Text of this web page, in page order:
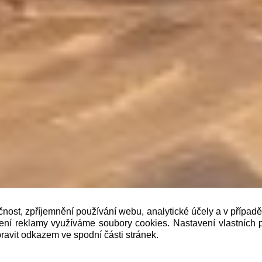
je prodávající povinen vystavit kupujícímu účtenku.
nejpozději do 48 hodin.“
zpříjemnění používání webu, analytické účely a v
reklamy využíváme soubory cookies. Nastavení vlastních
odkazem ve spodní části stránek.